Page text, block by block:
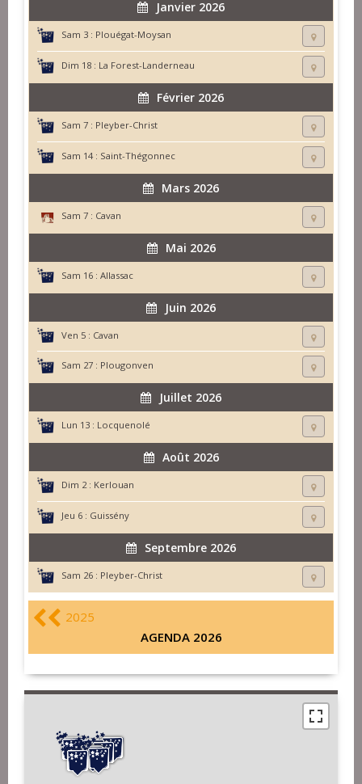
Janvier 2026
Sam 3 : Plouégat-Moysan
Dim 18 : La Forest-Landerneau
Février 2026
Sam 7 : Pleyber-Christ
Sam 14 : Saint-Thégonnec
Mars 2026
Sam 7 : Cavan
Mai 2026
Sam 16 : Allassac
Juin 2026
Ven 5 : Cavan
Sam 27 : Plougonven
Juillet 2026
Lun 13 : Locquenolé
Août 2026
Dim 2 : Kerlouan
Jeu 6 : Guissény
Septembre 2026
Sam 26 : Pleyber-Christ
2025
AGENDA 2026